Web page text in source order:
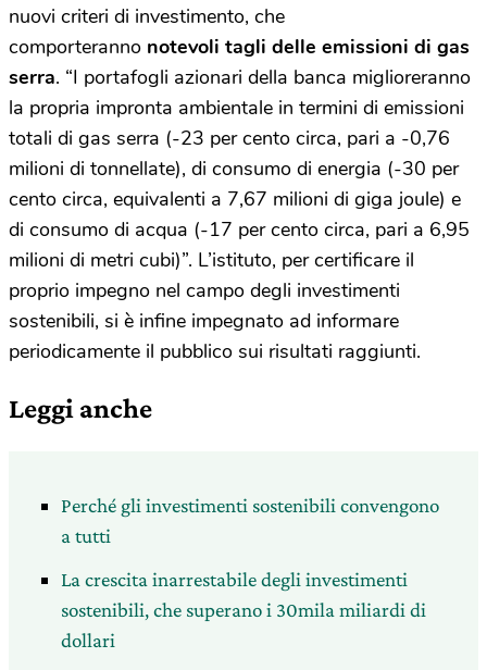
nuovi criteri di investimento, che
comporteranno notevoli tagli delle emissioni di gas
serra. “I portafogli azionari della banca miglioreranno
la propria impronta ambientale in termini di emissioni
totali di gas serra (-23 per cento circa, pari a -0,76
milioni di tonnellate), di consumo di energia (-30 per
cento circa, equivalenti a 7,67 milioni di giga joule) e
di consumo di acqua (-17 per cento circa, pari a 6,95
milioni di metri cubi)”. L’istituto, per certificare il
proprio impegno nel campo degli investimenti
sostenibili, si è infine impegnato ad informare
periodicamente il pubblico sui risultati raggiunti.
Leggi anche
Perché gli investimenti sostenibili convengono
a tutti
La crescita inarrestabile degli investimenti
sostenibili, che superano i 30mila miliardi di
dollari